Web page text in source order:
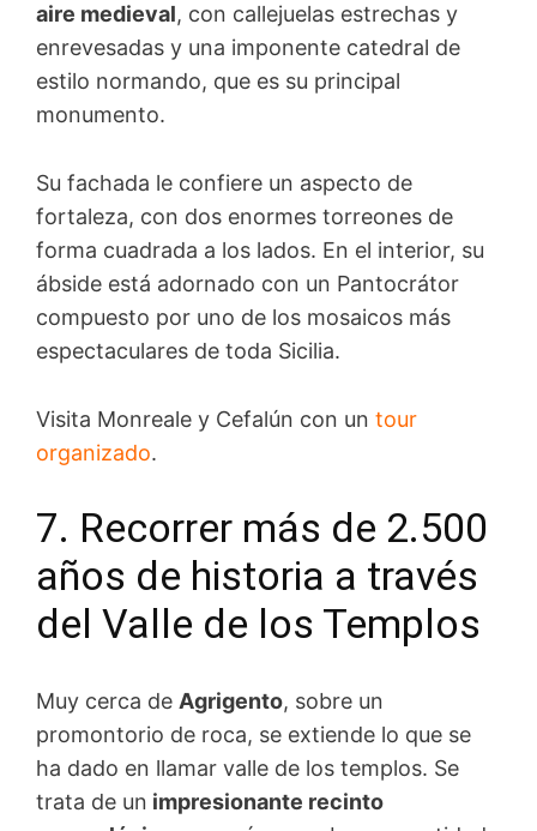
aire medieval, con callejuelas estrechas y
enrevesadas y una imponente catedral de
estilo normando, que es su principal
monumento.
Su fachada le confiere un aspecto de
fortaleza, con dos enormes torreones de
forma cuadrada a los lados. En el interior, su
ábside está adornado con un Pantocrátor
compuesto por uno de los mosaicos más
espectaculares de toda Sicilia.
Visita Monreale y Cefalún con un tour
organizado.
7. Recorrer más de 2.500
años de historia a través
del Valle de los Templos
Muy cerca de Agrigento, sobre un
promontorio de roca, se extiende lo que se
ha dado en llamar valle de los templos. Se
trata de un impresionante recinto